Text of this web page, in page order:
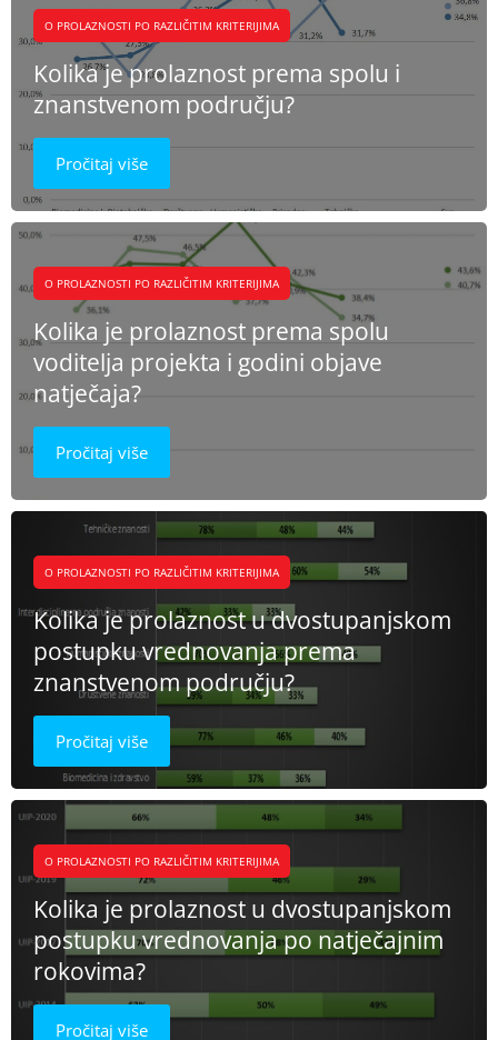
O PROLAZNOSTI PO RAZLIČITIM KRITERIJIMA
Kolika je prolaznost prema spolu i
znanstvenom području?
Pročitaj više
O PROLAZNOSTI PO RAZLIČITIM KRITERIJIMA
Kolika je prolaznost prema spolu
voditelja projekta i godini objave
natječaja?
Pročitaj više
O PROLAZNOSTI PO RAZLIČITIM KRITERIJIMA
Kolika je prolaznost u dvostupanjskom
postupku vrednovanja prema
znanstvenom području?
Pročitaj više
O PROLAZNOSTI PO RAZLIČITIM KRITERIJIMA
Kolika je prolaznost u dvostupanjskom
postupku vrednovanja po natječajnim
rokovima?
Pročitaj više